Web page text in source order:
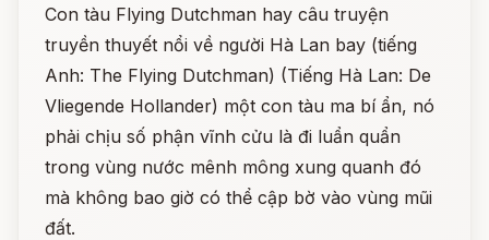
Con tàu Flying Dutchman hay câu truyện
truyền thuyết nổi về người Hà Lan bay (tiếng
Anh: The Flying Dutchman) (Tiếng Hà Lan: De
Vliegende Hollander) một con tàu ma bí ẩn, nó
phải chịu số phận vĩnh cửu là đi luẩn quẩn
trong vùng nước mênh mông xung quanh đó
mà không bao giờ có thể cập bờ vào vùng mũi
đất.